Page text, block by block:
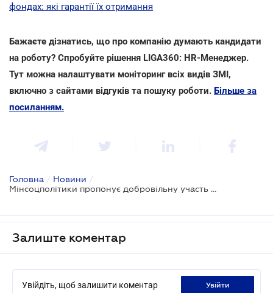
фондах: які гарантії їх отримання
Бажаєте дізнатись, що про компанію думають кандидати
на роботу? Спробуйте рішення LIGA360: HR-Менеджер.
Тут можна налаштувати моніторинг всіх видів ЗМІ,
включно з сайтами відгуків та пошуку роботи. Більше за
посиланням.
Головна / Новини /
Мінсоцполітики пропонує добровільну участь у накопичувальній пенсійній системи зі 100% бонусом від держави
Залиште коментар
Увійдіть, щоб залишити коментар увійти